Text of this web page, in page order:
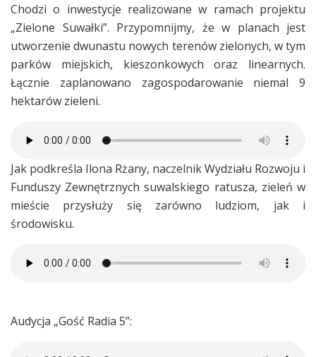
Chodzi o inwestycje realizowane w ramach projektu
„Zielone Suwałki”. Przypomnijmy, że w planach jest
utworzenie dwunastu nowych terenów zielonych, w tym
parków miejskich, kieszonkowych oraz linearnych.
Łącznie zaplanowano zagospodarowanie niemal 9
hektarów zieleni.
Jak podkreśla Ilona Rżany, naczelnik Wydziału Rozwoju i
Funduszy Zewnętrznych suwalskiego ratusza, zieleń w
mieście przysłuży się zarówno ludziom, jak i
środowisku.
Audycja „Gość Radia 5”: